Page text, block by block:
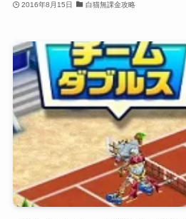
2016年8月15日 白猫無課金攻略